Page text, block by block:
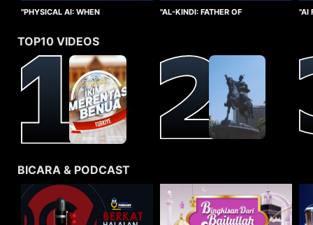
"PHYSICAL AI: WHEN
"AL-KINDI: FATHER OF
"AI
TOP10 VIDEOS
BICARA & PODCAST